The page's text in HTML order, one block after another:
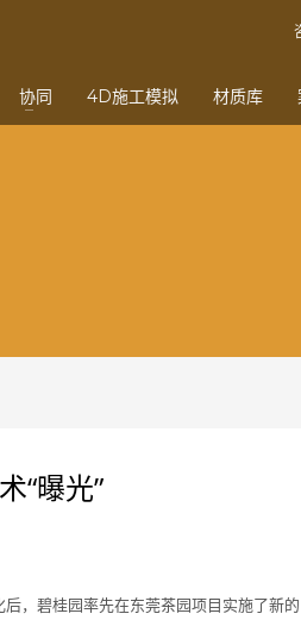
协同 4D施工模拟 材质库
“曝光”
，碧桂园率先在东莞茶园项目实施了新的